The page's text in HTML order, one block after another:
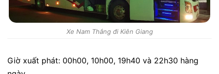
Xe Nam Thắng đi Kiên Giang
Giờ xuất phát: 00h00, 10h00, 19h40 và 22h30 hàng